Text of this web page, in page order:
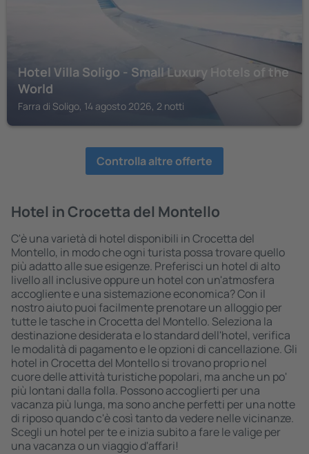
Hotel Villa Soligo - Small Luxury Hotels of the
World
Farra di Soligo, 14 agosto 2026, 2 notti
Controlla altre offerte
Hotel in Crocetta del Montello
C'è una varietà di hotel disponibili in Crocetta del
Montello, in modo che ogni turista possa trovare quello
più adatto alle sue esigenze. Preferisci un hotel di alto
livello all inclusive oppure un hotel con un'atmosfera
accogliente e una sistemazione economica? Con il
nostro aiuto puoi facilmente prenotare un alloggio per
tutte le tasche in Crocetta del Montello. Seleziona la
destinazione desiderata e lo standard dell'hotel, verifica
le modalità di pagamento e le opzioni di cancellazione. Gli
hotel in Crocetta del Montello si trovano proprio nel
cuore delle attività turistiche popolari, ma anche un po'
più lontani dalla folla. Possono accoglierti per una
vacanza più lunga, ma sono anche perfetti per una notte
di riposo quando c'è così tanto da vedere nelle vicinanze.
Scegli un hotel per te e inizia subito a fare le valige per
una vacanza o un viaggio d'affari!